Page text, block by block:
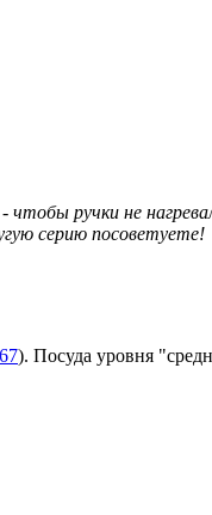
ручки не
серию посоветуете!
). Посуда уровня